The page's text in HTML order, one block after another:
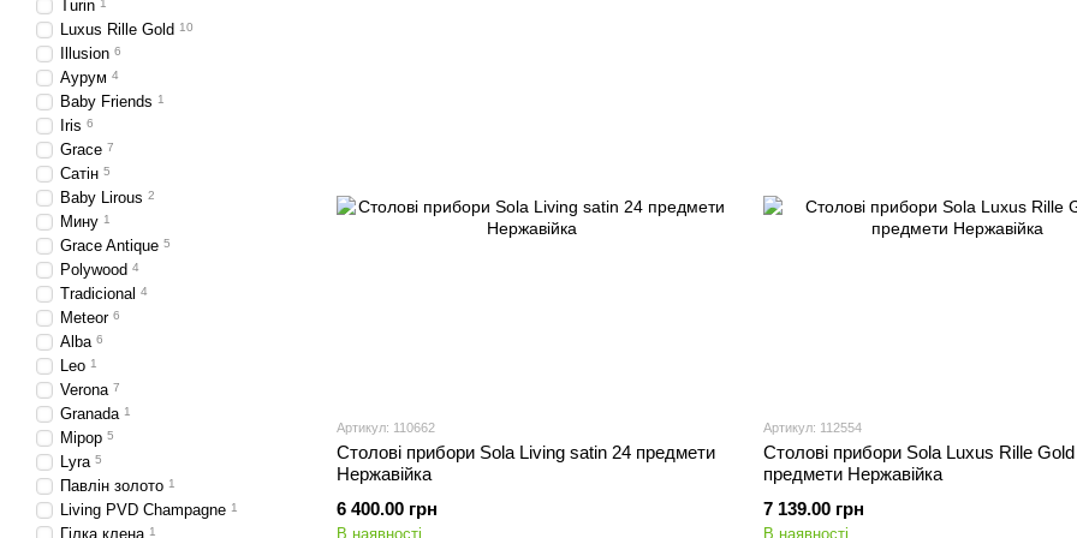
Артикул: 110662
Столові прибори Sola Living satin 24 предмети
Нержавійка
6 400.00 грн
В наявності
Артикул: 112554
Столові прибори Sola Luxus Rille
предмети Нержавійка
7 139.00 грн
В наявності
Turin 1
Luxus Rille Gold 10
Illusion 6
Аурум 4
Baby Friends 1
Iris 6
Grace 7
Сатін 5
Baby Lirous 2
Мину 1
Grace Antique 5
Polywood 4
Tradicional 4
Meteor 6
Alba 6
Leo 1
Verona 7
Granada 1
Мірор 5
Lyra 5
Павлін золото 1
Living PVD Champagne 1
Гілка клена 1